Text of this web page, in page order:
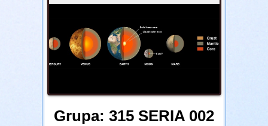
Grupa: 315 SERIA 002